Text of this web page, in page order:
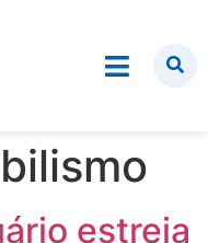
estreia